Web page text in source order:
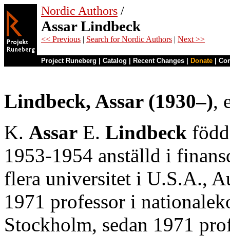
Nordic Authors /
Assar Lindbeck
<< Previous | Search for Nordic Authors | Next >>
Project Runeberg Catalog Recent Changes Donate
Lindbeck, Assar (1930–),
K. Assar E. Lindbeck
1953-1954 anställd i
flera universitet i U.S.A.,
1971 professor i
Stockholm, sedan 1971